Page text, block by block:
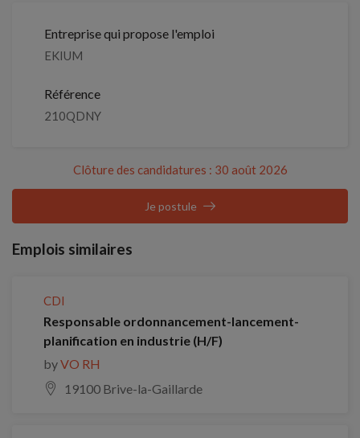
Entreprise qui propose l'emploi
EKIUM
Référence
210QDNY
Clôture des candidatures : 30 août 2026
Je postule
Emplois similaires
CDI
Responsable ordonnancement-lancement-
planification en industrie (H/F)
byVO RH
19100 Brive-la-Gaillarde